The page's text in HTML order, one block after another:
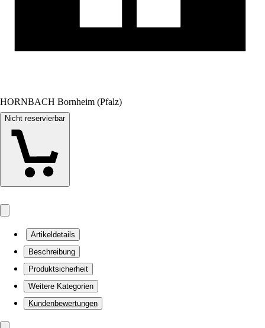
HORNBACH Bornheim (Pfalz)
Nicht reservierbar
Artikeldetails
Beschreibung
Produktsicherheit
Weitere Kategorien
Kundenbewertungen